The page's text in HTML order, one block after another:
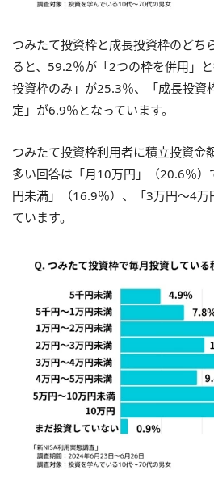
つみたて投資枠と成長投資枠のどち
ると、59.2％が「2つの枠を併用」
投資枠のみ」が25.3％、「成長投資
定」が6.9％となっています。
つみたて投資枠利用者に積立投資金
多い回答は「月10万円」（20.6％
円未満」（16.9％）、「3万円～4
ています。